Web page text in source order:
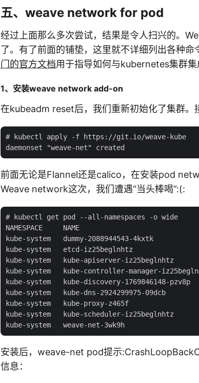
五、weave network for pod
经过上面那么多次尝试，结果是令人扫兴的。
了。有了前面的铺垫，这里就不详细列出各种
门的官方文档用于指导如何与kubernetes集群集
1、安装weave network add-on
在kubeadm reset后，我们重新初始化了集群
# kubectl apply -f https://git.io/weave-kube
前面无论是Flannel还是calico，在安装pod
Weave network这次，我们遭遇“当头棒喝”:(:
# kubectl get pod --all-namespaces -o wide
NAMESPACE     NAME
kube-system   dummy-2088944543-4kxtk
kube-system   etcd-iz25beglnhtz
kube-system   kube-apiserver-
kube-system   kube-controller-manager-
kube-system   kube-discovery-
kube-system   kube-dns-2924299975-
kube-system   kube-proxy-z465f
kube-system   kube-scheduler-
安装后，weave-net pod提示
信息：